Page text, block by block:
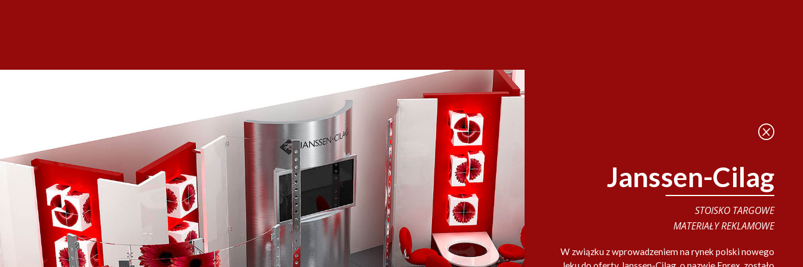
Q
Janssen-Cilag
STOISKO TARGOWE
MATERIAŁY REKLAMOWE
W związku z wprowadzeniem na rynek polski nowego